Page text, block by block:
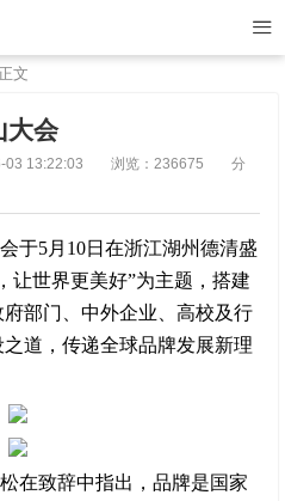
文
大会
03 13:22:03 浏览：236675
分
于5月10日在浙江湖州德清盛
让世界更美好”为主题，搭建
部门、中外企业、高校及行
道，传递全球品牌发展新理
在致辞中指出，品牌是国家